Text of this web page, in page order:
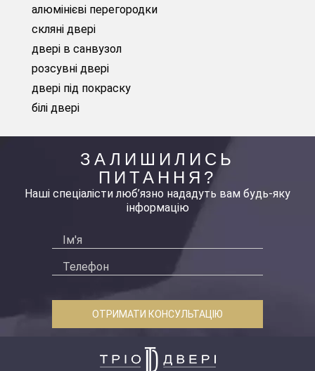
алюмінієві перегородки
скляні двері
двері в санвузол
розсувні двері
двері під покраску
білі двері
ЗАЛИШИЛИСЬ
ПИТАННЯ?
Наші спеціалісти люб’язно нададуть вам будь-яку
інформацію
ОТРИМАТИ КОНСУЛЬТАЦІЮ